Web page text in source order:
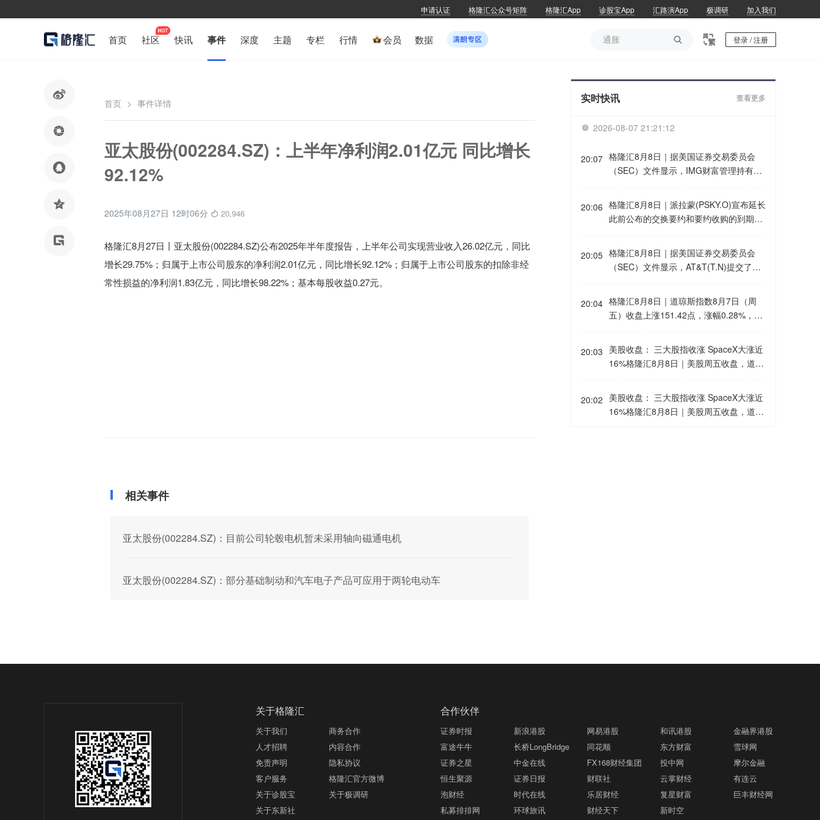
申请认证 格隆汇公众号矩阵 格隆汇App 诊股宝App 汇路演App 极调研 加入我们
首页 社区 快讯 事件 深度 主题 专栏 行情 会员 数据 
通胀
登录 / 注册





首页 > 事件详情
亚太股份(002284.SZ)：上半年净利润2.01亿元 同比增长
92.12%
2025年08月27日 12时06分 20,946
格隆汇8月27日丨 亚太股份(002284.SZ)公布2025年半年度报告，上半年公司实现营业收入26.02亿元，同比
增长29.75%；归属于上市公司股东的净利润2.01亿元，同比增长92.12%；归属于上市公司股东的扣除非经
常性损益的净利润1.83亿元，同比增长98.22%；基本每股收益0.27元。
相关事件
亚太股份(002284.SZ)：目前公司轮毂电机暂未采用轴向磁通电机
亚太股份(002284.SZ)：部分基础制动和汽车电子产品可应用于两轮电动车
实时快讯 查看更多
 2026-08-07 21:21:12
20:07 格隆汇8月8日｜据美国证券交易委员会
（SEC）文件显示，IMG财富管理持有21
20:06 格隆汇8月8日｜派拉蒙(PSKY.O)宣布延长
此前公布的交换要约和要约收购的到期日
20:05 格隆汇8月8日｜据美国证券交易委员会
（SEC）文件显示，AT&T(T.N)提交了发
文件，该票据将于2028年到期。
20:04 格隆汇8月8日｜道琼斯指数8月7日（周
五）收盘上涨151.42点，涨幅0.28%，报
五）收盘上涨47.63点，涨幅0.62%，报7
757.59点； 纳斯达克综合指数8月7日
（周五）收盘上涨342.26点，涨幅1.3
20:03 美股收盘： 三大股指收涨 SpaceX大涨近
16%格隆汇8月8日｜美股周五收盘，道指
涨1.3%。SpaceX(SPCX.O)大涨15.8%，
高通(QCOM.O)涨4.6%，英伟达(NVDA.
O)涨2.2%。存储概念股多数收跌，SK海
20:02 美股收盘： 三大股指收涨 SpaceX大涨近
16%格隆汇8月8日｜美股周五收盘，道指
策委员会发言人哈桑·卡什卡维表示，伊朗
与阿曼已明确霍尔木兹海峡航运相关的谅
解备忘录的总体框架，最终文本及具体细
节将于近期对外公布。8月6日，伊朗方面
公开拟议的霍尔木兹海峡战略管理方案初
步文本细节，内容包括禁止敌对方面通过
海峡等，违反规定者将被处以最高达货物
19:35 格隆汇8月8日｜美国商品期货交易委员会
（CFTC）：截至8月4日当周，日元净空
头头寸为45,473份合约。欧元净空头头寸
为58,091份合约。英镑净空头头寸为57,8
14份合约。瑞郎净空头头寸为32,822份合
约。
19:33 格隆汇8月8日｜美国商品期货交易委员会
（CFTC）：截至8月4日当周，投机者将
芝加哥期货交易所（CBOT）美国国债期
关于格隆汇
关于我们
商务合作
人才招聘
内容合作
免责声明
隐私协议
客户服务
格隆汇官方微博
关于诊股宝
关于极调研
关于东新社
合作伙伴
证券时报 新浪港股 网易港股 和讯港股
金融界港股
富途牛牛
长桥LongBridge 同花顺 东方财富
雪球网
证券之星
中金在线 FX168财经集团 投中网
摩尔金融
恒生聚源
证券日报 财联社 云掌财经
有连云
泡财经
时代在线 乐居财经 复星财富
巨丰财经网
私募排排网
环球旅讯 财经天下 新时空